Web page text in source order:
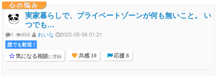
心の悩み
実家暮らしで、プライベートゾーンが何も無いこと。 い
つでも…
1 404 れいな 2025-05-08 01:21
誰でも歓迎 !
気になる相談に登録 共感 10 応援 8